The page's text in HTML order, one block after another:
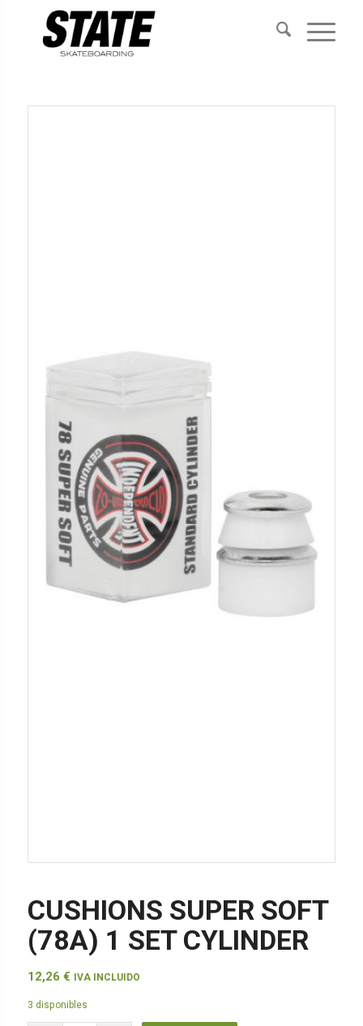
CUSHIONS SUPER SOFT
(78A) 1 SET CYLINDER
12,26 € IVA INCLUIDO
3 disponibles